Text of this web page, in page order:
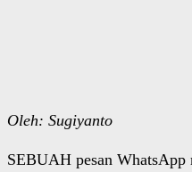
Oleh: Sugiyanto
SEBUAH pesan WhatsApp